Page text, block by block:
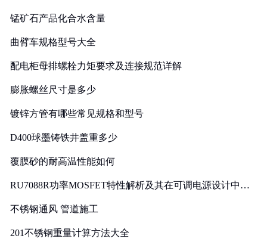
锰矿石产品化合水含量
曲臂车规格型号大全
配电柜母排螺栓力矩要求及连接规范详解
膨胀螺丝尺寸是多少
镀锌方管有哪些常见规格和型号
D400球墨铸铁井盖重多少
覆膜砂的耐高温性能如何
RU7088R功率MOSFET特性解析及其在可调电源设计中的
不锈钢通风 管道施工
201不锈钢重量计算方法大全